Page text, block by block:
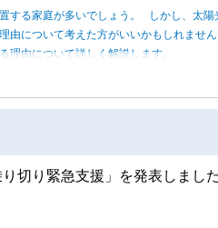
する家庭が多いでしょう。 しかし、太陽
由について考えた方がいいかもしれませ
理由について詳しく解説します。
切り緊急支援」を発表しました